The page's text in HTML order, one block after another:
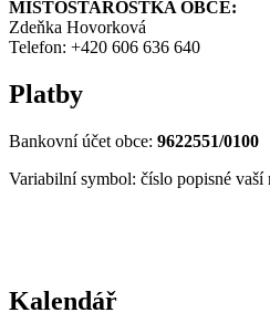
MÍSTOSTAROSTKA OBCE:
Zdeňka Hovorková
Telefon: +420 606 636 640
Platby
Bankovní účet obce: 9622551/0100
Variabilní symbol: číslo popisné vaší
Kalendář